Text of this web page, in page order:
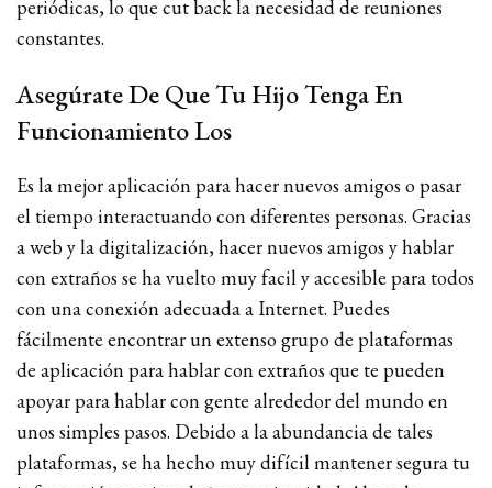
periódicas, lo que cut back la necesidad de reuniones
constantes.
Asegúrate De Que Tu Hijo Tenga En
Funcionamiento Los
Es la mejor aplicación para hacer nuevos amigos o pasar
el tiempo interactuando con diferentes personas. Gracias
a web y la digitalización, hacer nuevos amigos y hablar
con extraños se ha vuelto muy facil y accesible para todos
con una conexión adecuada a Internet. Puedes
fácilmente encontrar un extenso grupo de plataformas
de aplicación para hablar con extraños que te pueden
apoyar para hablar con gente alrededor del mundo en
unos simples pasos. Debido a la abundancia de tales
plataformas, se ha hecho muy difícil mantener segura tu